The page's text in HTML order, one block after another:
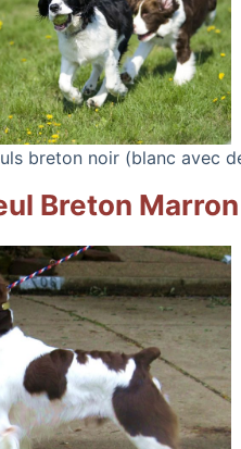
breton noir (blanc avec
Breton Marron